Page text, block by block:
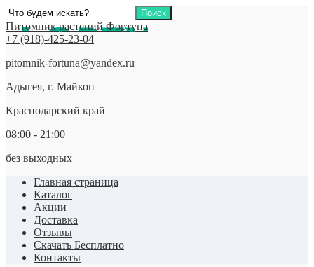
Питомник растений Фортуна
+7 (918)-425-23-04
pitomnik-fortuna@yandex.ru
Адыгея, г. Майкоп
Краснодарский край
08:00 - 21:00
без выходных
Главная страница
Каталог
Акции
Доставка
Отзывы
Скачать Бесплатно
Контакты